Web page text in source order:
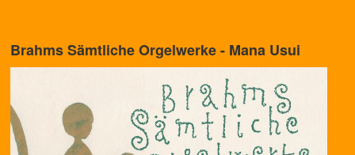
Brahms Sämtliche Orgelwerke - Mana Usui